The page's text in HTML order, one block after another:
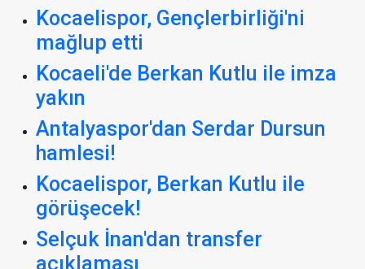
Kocaelispor, Gençlerbirliği'ni
mağlup etti
Kocaeli'de Berkan Kutlu ile imza
yakın
Antalyaspor'dan Serdar Dursun
hamlesi!
Kocaelispor, Berkan Kutlu ile
görüşecek!
Selçuk İnan'dan transfer
açıklaması